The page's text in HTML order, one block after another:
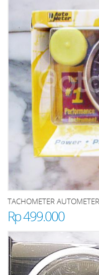
TACHOMETER
Rp 499.000